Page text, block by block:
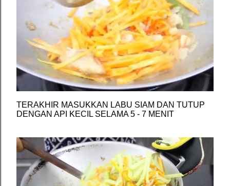
TERAKHIR MASUKKAN LABU SIAM DAN TUTUP
DENGAN API KECIL SELAMA 5 - 7 MENIT